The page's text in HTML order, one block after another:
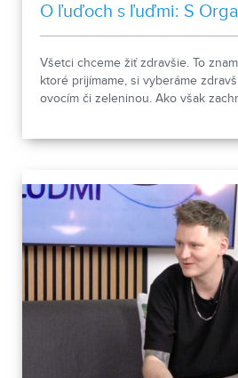
O ľuďoch s ľuďmi: S
Všetci chceme žiť zdravšie. To
ktoré prijímame, si vyberáme
ovocím či zeleninou. Ako však